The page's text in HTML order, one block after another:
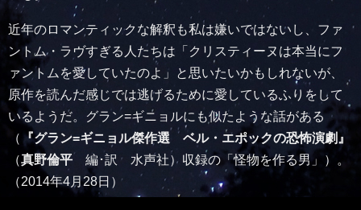
近年のロマンティックな解釈も私は嫌いではないし、ファ
ントム・ラヴすぎる人たちは「クリスティーヌは本当にフ
ァントムを愛していたのよ」と思いたいかもしれないが、
原作を読んだ感じでは逃げるために愛しているふりをして
いるようだ。グラン=ギニョルにも似たような話がある
（ 『グラン=ギニョル傑作選 ベル・エポックの恐怖演劇』
（真野倫平 編･訳 水声社）収録の「怪物を作る男」）。
（2014年4月28日）